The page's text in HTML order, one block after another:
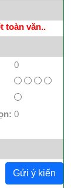
toàn văn..
0
0
Gửi ý kiến